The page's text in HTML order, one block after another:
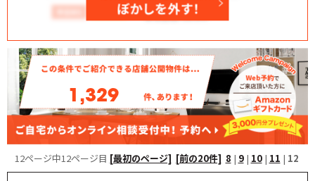
1,329
12ページ中12ページ目 [最初のページ] [前の20件] 8 | 9| 10| 11 | 12